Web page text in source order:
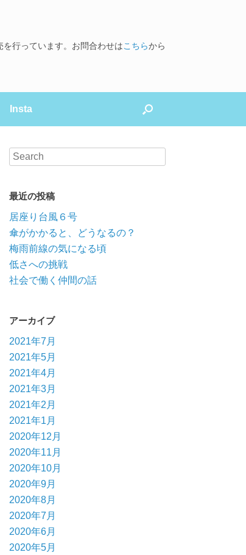
行っています。お問合わせはこちらから
Insta
最近の投稿
居座り台風６号
傘がかかると、どうなるの？
梅雨前線の気になる頃
低さへの挑戦
社会で働く仲間の話
アーカイブ
2021年7月
2021年5月
2021年4月
2021年3月
2021年2月
2021年1月
2020年12月
2020年11月
2020年10月
2020年9月
2020年8月
2020年7月
2020年6月
2020年5月